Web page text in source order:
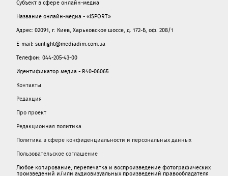
Субъект в сфере онлайн-медиа
Название онлайн-медиа - «ISPORT»
Адрес: 02091, г. Киев, Харьковское шоссе, д. 172-Б, оф. 208/1
E-mail: sunlight@mediadim.com.ua
Телефон: 044-205-43-00
Идентификатор медиа - R40-06065
Контакты
Редакция
Про проект
Редакционная политика
Политика в сфере конфиденциальности и персональных данных
Пользовательское соглашение
Любое копирование, перепечатка и воспроизведение фотографических
произведений и/или аудиовизуальных произведений правообладателя